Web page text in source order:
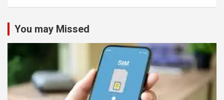
You may Missed